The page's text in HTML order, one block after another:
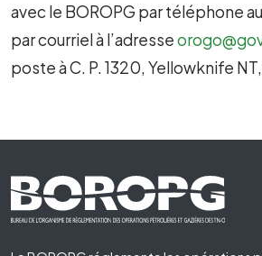
avec le BOROPG par téléphone
par courriel à l’adresse
poste à C. P. 1320, Yellowknife NT,
Footer First